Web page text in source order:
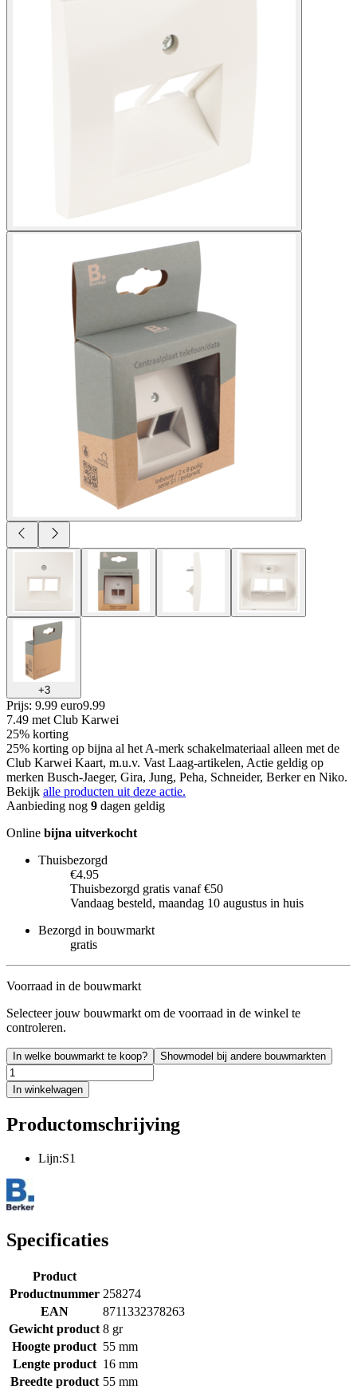
+3
Prijs: 9.99 euro9.99
7.49 met Club Karwei
25% korting
25% korting op bijna al het A-merk schakelmateriaal alleen met de
Club Karwei Kaart, m.u.v. Vast Laag-artikelen, Actie geldig op
merken Busch-Jaeger, Gira, Jung, Peha, Schneider, Berker en Niko.
Bekijk alle producten uit deze actie.
Aanbieding nog 9 dagen geldig
Online bijna uitverkocht
Thuisbezorgd
€4.95
Thuisbezorgd gratis vanaf €50
Vandaag besteld, maandag 10 augustus in huis
Bezorgd in bouwmarkt
gratis
Voorraad in de bouwmarkt
Selecteer jouw bouwmarkt om de voorraad in de winkel te
controleren.
In welke bouwmarkt te koop? Showmodel bij andere bouwmarkten
In winkelwagen
Productomschrijving
Lijn:S1
Specificaties
Product
Productnummer 258274
EAN
8711332378263
Gewicht product 8 gr
Hoogte product 55 mm
Lengte product 16 mm
Breedte product 55 mm